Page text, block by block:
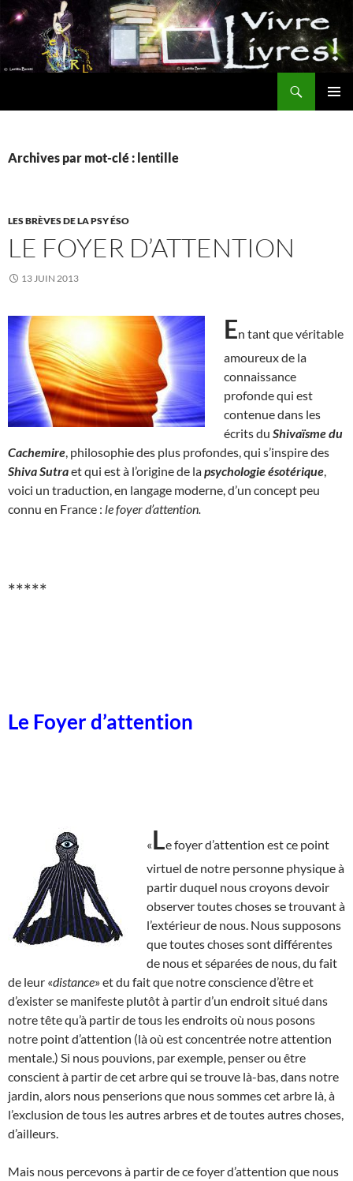
Aller
au
contenu
Archives par mot-clé : lentille
LES BRÈVES DE LA PSY ÉSO
LE FOYER D’ATTENTION
13 JUIN 2013
En tant que véritable
amoureux de la
connaissance
profonde qui est
contenue dans les
écrits du Shivaïsme du
Cachemire , philosophie des plus profondes, qui s’inspire des
Shiva Sutraet qui est à l’origine de lapsychologie ésotérique
voici un traduction, en langage moderne, d’un concept peu
connu en France : le foyer d’attention.
*****
Le Foyer d’attention
«Le foyer d’attention est ce point
virtuel de notre personne physique à
partir duquel nous croyons devoir
observer toutes choses se trouvant à
l’extérieur de nous. Nous supposons
que toutes choses sont différentes
de nous et séparées de nous, du fait
de leur «distance» et du fait que notre conscience d’être et
d’exister se manifeste plutôt à partir d’un endroit situé dans
notre tête qu’à partir de tous les endroits où nous posons
notre point d’attention (là où est concentrée notre attention
mentale.) Si nous pouvions, par exemple, penser ou être
conscient à partir de cet arbre qui se trouve là-bas, dans notre
jardin, alors nous penserions que nous sommes cet arbre là, à
l’exclusion de tous les autres arbres et de toutes autres choses,
d’ailleurs.
Mais nous percevons à partir de ce foyer d’attention que nous